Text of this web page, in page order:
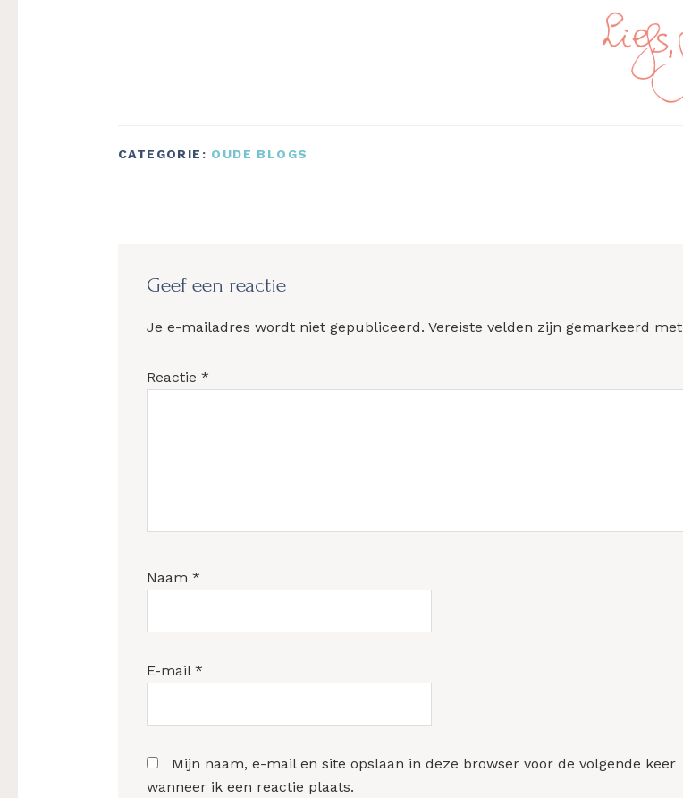
CATEGORIE: OUDE BLOGS
Interacties
Geef een reactie
Je e-mailadres wordt niet gepubliceerd. Vereiste velden zijn gemarkeerd met
Reactie *
Naam *
E-mail *
Mijn naam, e-mail en site opslaan in deze browser voor de volgende keer
wanneer ik een reactie plaats.